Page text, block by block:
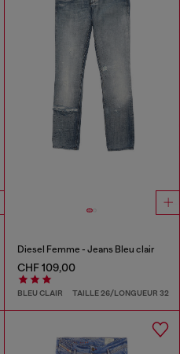
Diesel Femme - Jeans Bleu clair
CHF 109,00
BLEU CLAIR TAILLE 26/LONGUEUR 32